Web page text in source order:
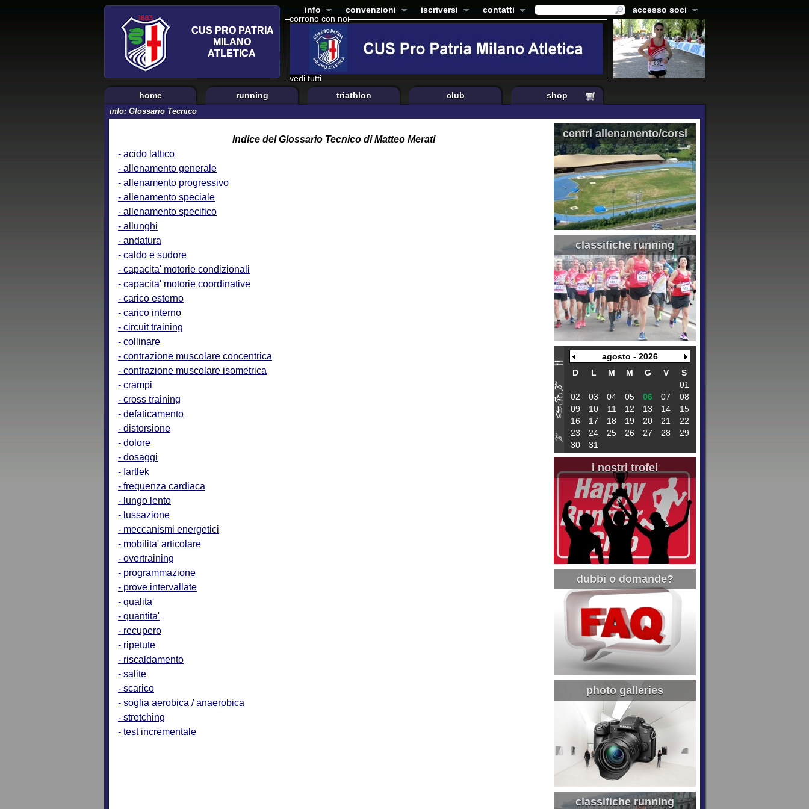
corrono con noi
vedi tutti
info convenzioni iscriversi contatti accesso soci
home running triathlon club shop
info: Glossario Tecnico
Indice del Glossario Tecnico di Matteo Merati
- acido lattico
- allenamento generale
- allenamento progressivo
- allenamento speciale
- allenamento specifico
- allunghi
- andatura
- caldo e sudore
- capacita' motorie condizionali
- capacita' motorie coordinative
- carico esterno
- carico interno
- circuit training
- collinare
- contrazione muscolare concentrica
- contrazione muscolare isometrica
- crampi
- cross training
- defaticamento
- distorsione
- dolore
- dosaggi
- fartlek
- frequenza cardiaca
- lungo lento
- lussazione
- meccanismi energetici
- mobilita' articolare
- overtraining
- programmazione
- prove intervallate
- qualita'
- quantita'
- recupero
- ripetute
- riscaldamento
- salite
- scarico
- soglia aerobica / anaerobica
- stretching
- test incrementale
centri allenamento/corsi
classifiche running
agosto - 2026
D
L M M G V
S
01
02
03 04 05 06 07
08
09
10 11 12 13 14
15
16
17 18 19 20 21
22
23
24 25 26 27 28
29
30
31
i nostri trofei
dubbi o domande?
photo galleries
classifiche running